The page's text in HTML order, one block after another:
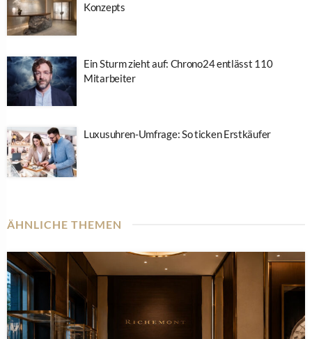
Konzepts
Ein Sturm zieht auf: Chrono24 entlässt 110
Mitarbeiter
Luxusuhren-Umfrage: So ticken Erstkäufer
ÄHNLICHE THEMEN